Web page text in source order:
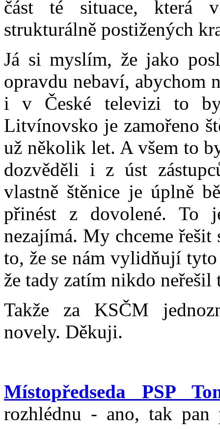
část té situace, která v
strukturálně postižených
Já si myslím, že jako
opravdu nebaví, abychom
i v České televizi to
Litvínovsko je zamořeno
už několik let. A všem to
dozvěděli i z úst
vlastně štěnice je úplně
přinést z dovolené. To
nezajímá. My chceme
to, že se nám vylidňují
že tady zatím nikdo neřešil
Takže za KSČM
novely. Děkuji.
Místopředseda PSP
rozhlédnu - ano, tak pan